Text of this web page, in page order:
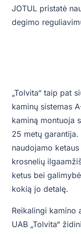
JOTUL pristatė
degimo
„Tolvita“ taip pat
kaminų sistemas
kaminą montuoja
25 metų
naudojamo
krosnelių
ketus bei
kokią jo detalę.
Reikalingi kamino
UAB „Tolvita“